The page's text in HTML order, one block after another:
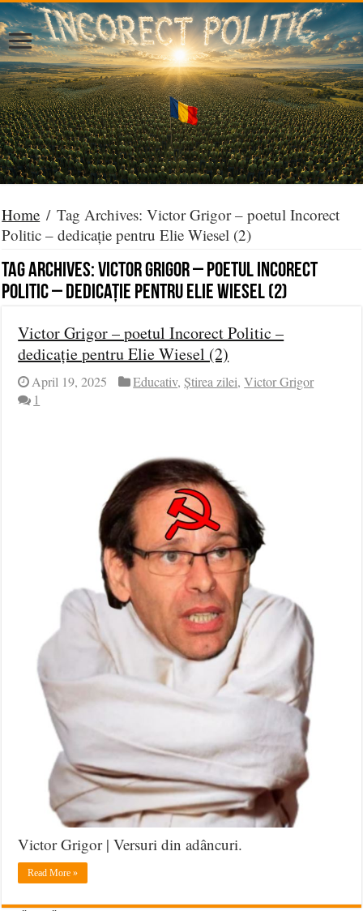
Home / Tag Archives: Victor Grigor – poetul Incorect
Politic – dedicație pentru Elie Wiesel (2)
Tag Archives:Victor Grigor – poetul Incorect
Politic – dedicație pentru Elie Wiesel (2)
Victor Grigor – poetul Incorect Politic –
dedicație pentru Elie Wiesel (2)
April 19, 2025 Educativ,Știrea zilei,Victor Grigor
1
Victor Grigor | Versuri din adâncuri.
Read More »